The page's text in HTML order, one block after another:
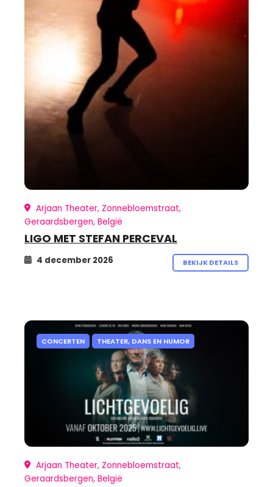
Arjaan Theater, Zonnebloemstraat,
Geraardsbergen, België
LIGO MET STEFAN PERCEVAL
4 december 2026 BEKIJK DETAILS
CONCERTEN THEATER, DANS EN HUMOR
Arjaan Theater, Zonnebloemstraat,
Geraardsbergen, België